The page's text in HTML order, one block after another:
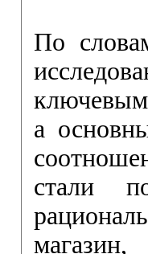
По
ключевым
а
стали